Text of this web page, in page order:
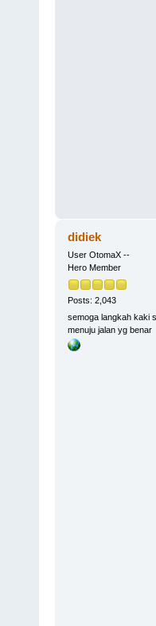
didiek
User OtomaX --
Hero Member
Posts: 2,043
semoga langkah kaki
menuju jalan yg benar